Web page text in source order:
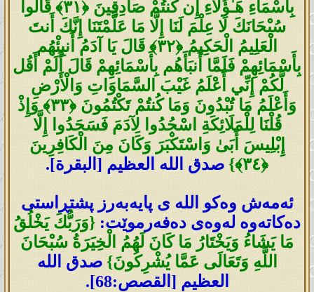
بِأَسْمَاءِ هَـٰؤُلَاءِ إِن كُنتُمْ صَادِقِينَ ﴿٣١﴾ قَالُوا
سُبْحَانَكَ لَا عِلْمَ لَنَا إِلَّا مَا عَلَّمْتَنَا إِنَّكَ أَنتَ
الْعَلِيمُ الْحَكِيمُ ﴿٣٢﴾ قَالَ يَا آدَمُ أَنبِئْهُم
بِأَسْمَائِهِمْ فَلَمَّا أَنبَأَهُم بِأَسْمَائِهِمْ قَالَ أَلَمْ أَقُل
لَّكُمْ إِنِّي أَعْلَمُ غَيْبَ السَّمَاوَاتِ وَالْأَرْ‌ضِ
وَأَعْلَمُ مَا تُبْدُونَ وَمَا كُنتُمْ تَكْتُمُونَ ﴿٣٣﴾ وَإِذْ
قُلْنَا لِلْمَلَائِكَةِ اسْجُدُوا لِآدَمَ فَسَجَدُوا إِلَّا
إِبْلِيسَ أَبَىٰ وَاسْتَكْبَرَ‌ وَكَانَ مِنَ الْكَافِرِ‌ينَ
﴿٣٤﴾}
صدق الله العظيم [البقرة].
ئەمەش وەکو اللە ی پایەبەرز پشتڕاستی
دەکاتەوە لەوەی دەفەرموێت: {وَرَبُّكَ يَخْلُقُ
مَا يَشَاءُ وَيَخْتَارُ مَا كَانَ لَهُمُ الْخِيَرَةُ سُبْحَانَ
اللَّهِ وَتَعَالَى عَمَّا يُشْرِكُونَ} صدق الله
العظيم [القصص:68].